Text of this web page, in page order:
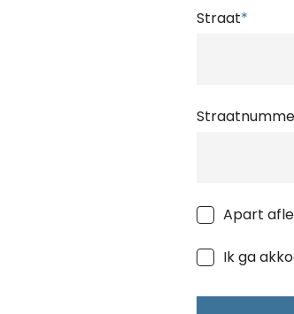
Straat*
Apart
Ik ga